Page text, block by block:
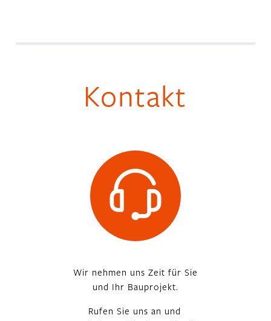
Kontakt
Wir nehmen uns Zeit für Sie
und Ihr Bauprojekt.
Rufen Sie uns an und